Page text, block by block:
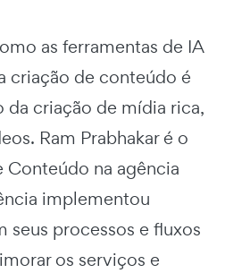
as ferramentas de IA
criação de conteúdo é
da criação de mídia rica,
Ram Prabhakar é o
Conteúdo na agência
implementou
seus processos e fluxos
os serviços e